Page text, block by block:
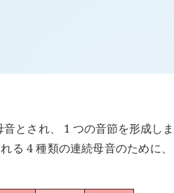
とされ、 1 つの音節を形成し
る 4 種類の連続母音のために